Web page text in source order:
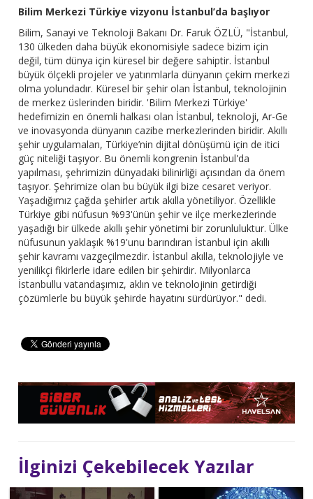
Bilim Merkezi Türkiye vizyonu İstanbul’da başlıyor
Bilim, Sanayi ve Teknoloji Bakanı Dr. Faruk ÖZLÜ, "İstanbul,
130 ülkeden daha büyük ekonomisiyle sadece bizim için
değil, tüm dünya için küresel bir değere sahiptir. İstanbul
büyük ölçekli projeler ve yatırımlarla dünyanın çekim merkezi
olma yolundadır. Küresel bir şehir olan İstanbul, teknolojinin
de merkez üslerinden biridir. 'Bilim Merkezi Türkiye'
hedefimizin en önemli halkası olan İstanbul, teknoloji, Ar-Ge
ve inovasyonda dünyanın cazibe merkezlerinden biridir. Akıllı
şehir uygulamaları, Türkiye’nin dijital dönüşümü için de itici
güç niteliği taşıyor. Bu önemli kongrenin İstanbul'da
yapılması, şehrimizin dünyadaki bilinirliği açısından da önem
taşıyor. Şehrimize olan bu büyük ilgi bize cesaret veriyor.
Yaşadığımız çağda şehirler artık akılla yönetiliyor. Özellikle
Türkiye gibi nüfusun %93'ünün şehir ve ilçe merkezlerinde
yaşadığı bir ülkede akıllı şehir yönetimi bir zorunluluktur. Ülke
nüfusunun yaklaşık %19'unu barındıran İstanbul için akıllı
şehir kavramı vazgeçilmezdir. İstanbul akılla, teknolojiyle ve
yenilikçi fikirlerle idare edilen bir şehirdir. Milyonlarca
İstanbullu vatandaşımız, aklın ve teknolojinin getirdiği
çözümlerle bu büyük şehirde hayatını sürdürüyor." dedi.
İlginizi Çekebilecek Yazılar